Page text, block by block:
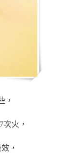
，
火，
，